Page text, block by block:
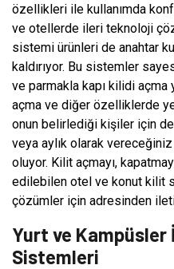
özellikleri ile kullanımda
ve otellerde ileri teknoloji
sistemi ürünleri de anahtar
kaldırıyor. Bu sistemler
ve parmakla kapı kilidi
açma ve diğer özelliklerde
onun belirlediği kişiler için
veya aylık olarak
oluyor. Kilit açmayı,
edilebilen otel ve konut kilit
çözümler için adresinden
Yurt ve Kampüsler
Sistemleri